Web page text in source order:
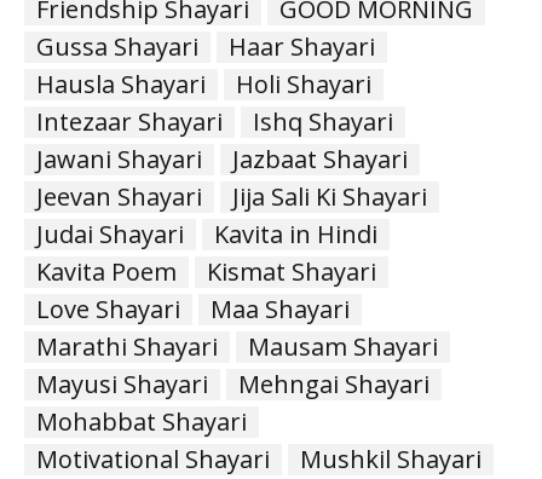
Friendship Shayari
GOOD MORNING
Gussa Shayari
Haar Shayari
Hausla Shayari
Holi Shayari
Intezaar Shayari
Ishq Shayari
Jawani Shayari
Jazbaat Shayari
Jeevan Shayari
Jija Sali Ki Shayari
Judai Shayari
Kavita in Hindi
Kavita Poem
Kismat Shayari
Love Shayari
Maa Shayari
Marathi Shayari
Mausam Shayari
Mayusi Shayari
Mehngai Shayari
Mohabbat Shayari
Motivational Shayari
Mushkil Shayari